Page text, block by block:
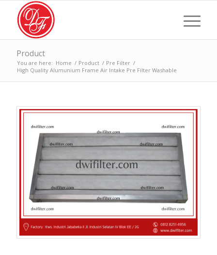
Product
You are here: Home / Product / Pre Filter /
High Quality Alumunium Frame Air Intake Pre Filter Washable